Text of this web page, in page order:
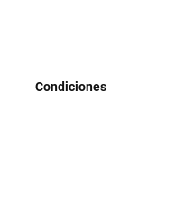
Condiciones